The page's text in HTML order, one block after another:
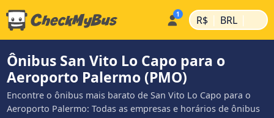
R$ | BRL |
Ônibus San Vito Lo Capo para o
Aeroporto Palermo (PMO)
Encontre o ônibus mais barato de San Vito Lo Capo para o
Aeroporto Palermo: Todas as empresas e horários de ônibus